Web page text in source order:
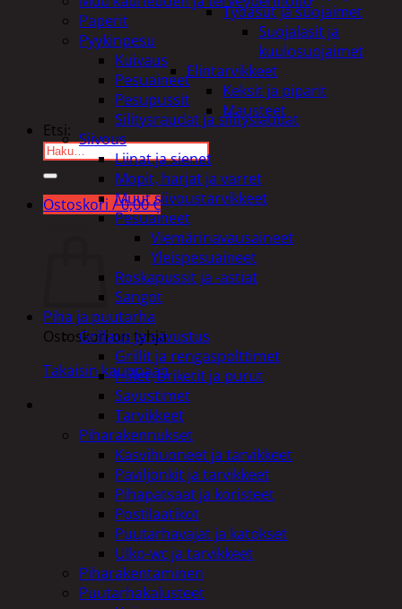
Työasut ja suojaimet
Suojalasit ja
kuulosuojaimet
Elintarvikkeet
Keksit ja piparit
Mausteet
Etsi:
Ostoskori /0,00€
Ostoskori on tyhjä.
Takaisin kauppaan
Paperit
Pyykinpesu
Kuivaus
Pesuaineet
Pesupussit
Silitysraudat ja silityslaudat
Siivous
Liinat ja sienet
Mopit, harjat ja varret
Muut siivoustarvikkeet
Pesuaineet
Viemärinavausaineet
Yleispesuaineet
Roskapussit ja -astiat
Sangot
Piha ja puutarha
Grillaus ja savustus
Grillit ja rengaspolttimet
Hiilet, briketit ja purut
Savustimet
Tarvikkeet
Piharakennukset
Kasvihuoneet ja tarvikkeet
Paviljonkit ja tarvikkeet
Pihapatsaat ja koristeet
Postilaatikot
Puutarhavajat ja katokset
Ulko-wc ja tarvikkeet
Piharakentaminen
Puutarhakalusteet